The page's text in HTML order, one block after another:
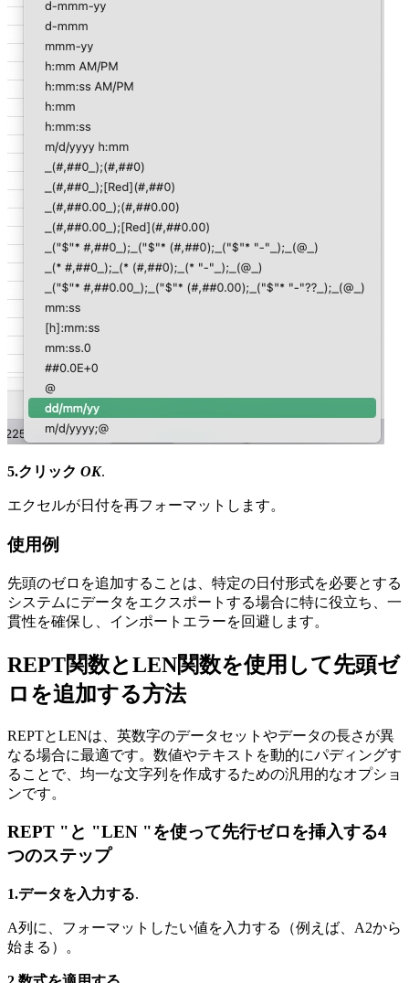
5.クリック OK.
エクセルが日付を再フォーマットします。
使用例
先頭のゼロを追加することは、特定の日付形式を必要とする
システムにデータをエクスポートする場合に特に役立ち、一
貫性を確保し、インポートエラーを回避します。
REPT関数とLEN関数を使用して先頭ゼ
ロを追加する方法
REPTとLENは、英数字のデータセットやデータの長さが異
なる場合に最適です。数値やテキストを動的にパディングす
ることで、均一な文字列を作成するための汎用的なオプショ
ンです。
REPT "と "LEN "を使って先行ゼロを挿入する4
つのステップ
1.データを入力する.
A列に、フォーマットしたい値を入力する（例えば、A2から
始まる）。